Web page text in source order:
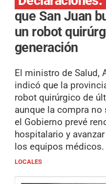
que San Juan
un robot
generación
El ministro de Salud,
indicó que la
robot quirúrgico de
aunque la compra no
el Gobierno prevé
hospitalario y
los equipos médicos.
LOCALES